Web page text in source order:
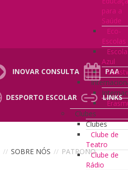
para a
Saúde
Eco-
Escolas
Escola
Azul
Clubes
Clubes
Clube de
Teatro
Clube de
Rádio
INOVAR CONSULTA PAA
DESPORTO ESCOLAR LINKS
// SOBRE NÓS // PATRONO